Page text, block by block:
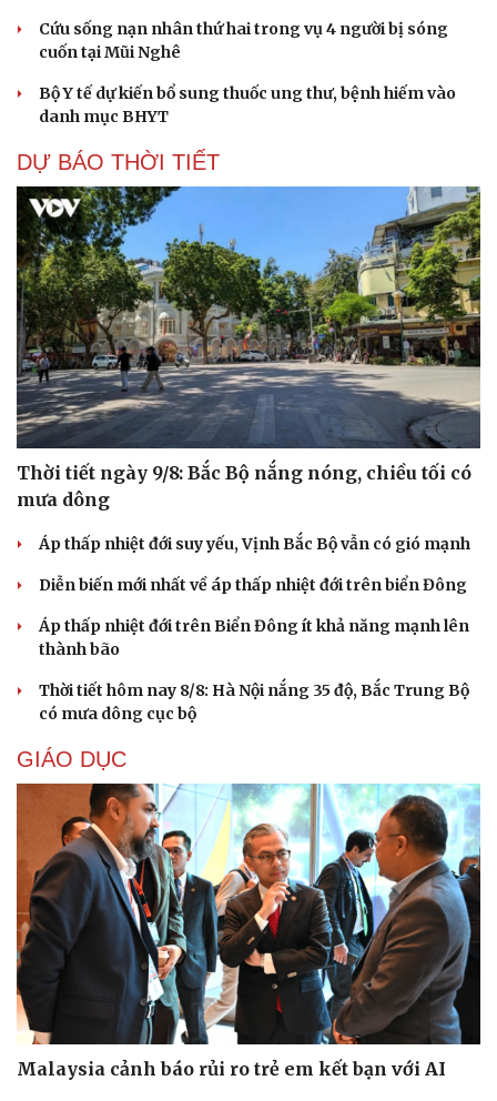
check-in
Cửa sổ tình yêu
Cải chính
Cứu sống nạn nhân thứ hai trong vụ 4 người bị sóng
cuốn tại Mũi Nghê
Bộ Y tế dự kiến bổ sung thuốc ung thư, bệnh hiếm vào
danh mục BHYT
DỰ BÁO THỜI TIẾT
Thời tiết ngày 9/8: Bắc Bộ nắng nóng, chiều tối có
mưa dông
Áp thấp nhiệt đới suy yếu, Vịnh Bắc Bộ vẫn có gió mạnh
Diễn biến mới nhất về áp thấp nhiệt đới trên biển Đông
Áp thấp nhiệt đới trên Biển Đông ít khả năng mạnh lên
thành bão
Thời tiết hôm nay 8/8: Hà Nội nắng 35 độ, Bắc Trung Bộ
có mưa dông cục bộ
GIÁO DỤC
Malaysia cảnh báo rủi ro trẻ em kết bạn với AI